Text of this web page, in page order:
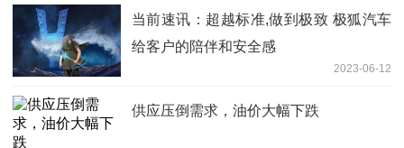
适当对外做一些销售（附调研问答）
当前速讯：超越标准,做到极致 极狐汽车
给客户的陪伴和安全感
2023-06-12
供应压倒需求，油价大幅下跌